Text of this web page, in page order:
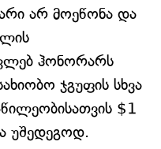
არ მოეწონა და
ჰონორარს
ჯგუფის სხვა
$1
უშედეგოდ.